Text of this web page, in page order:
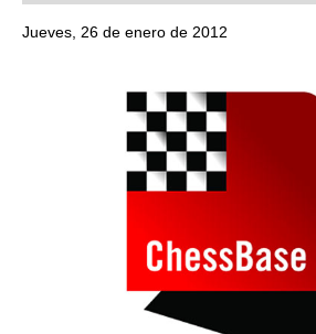
train more efficiently, intelligently and with a
more personalised approach than ever before.
Jueves, 26 de enero de 2012